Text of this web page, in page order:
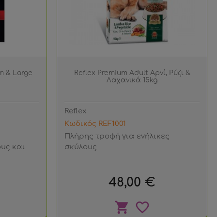
& Large
και
Reflex Premium Adult Αρνί, Ρύζι &
Λαχανικά 15kg
Reflex
Κωδικός REF1001
Πλήρης τροφή για ενήλικες
σκύλους
Τιμή
48,00 €
favorite_border
shopping_cart